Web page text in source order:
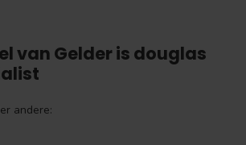
van Gelder is douglas
andere: